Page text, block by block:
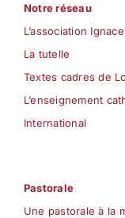
Notre réseau
L’association
La tutelle
Textes cadres de
L’enseignement
International
Pastorale
Une pastorale à la